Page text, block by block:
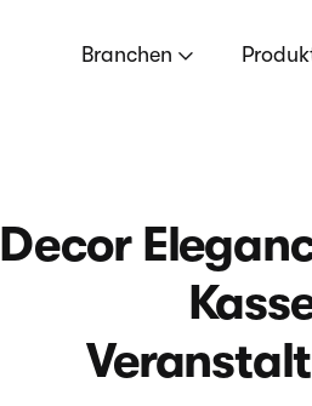
Branchen
Decor